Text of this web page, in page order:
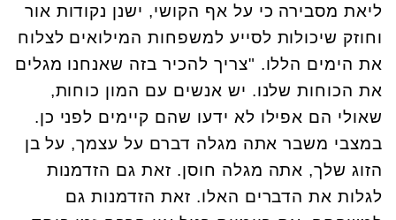
ליאת מסבירה כי על אף הקושי, ישנן נקודות אור
וחוזק שיכולות לסייע למשפחות המילואים לצלוח
את הימים הללו. "צריך להכיר בזה שאנחנו מגלים
את הכוחות שלנו. יש אנשים עם המון כוחות,
שאולי הם אפילו לא ידעו שהם קיימים לפני כן.
במצבי משבר אתה מגלה דברם על עצמך, על בן
הזוג שלך, אתה מגלה חוסן. זאת גם הזדמנות
לגלות את הדברים האלו. זאת הזדמנות גם